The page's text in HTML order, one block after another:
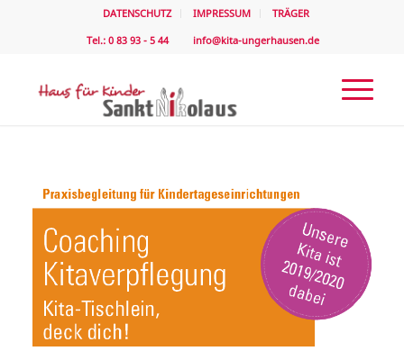
DATENSCHUTZ IMPRESSUM
TRÄGER
Tel.: 0 83 93 - 5 44
info@kita-ungerhausen.de